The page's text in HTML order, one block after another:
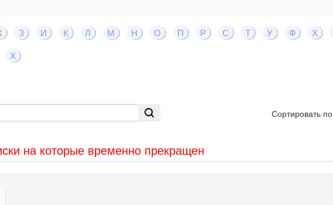
З И К Л М Н О П Р С Т У Ф Х
X
Сортировать по
на которые временно прекращен